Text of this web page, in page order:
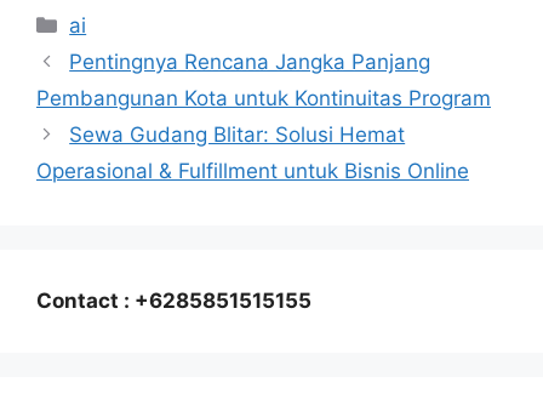
Categories
ai
Pentingnya Rencana Jangka Panjang
Pembangunan Kota untuk Kontinuitas Program
Sewa Gudang Blitar: Solusi Hemat
Operasional & Fulfillment untuk Bisnis Online
Contact : +6285851515155